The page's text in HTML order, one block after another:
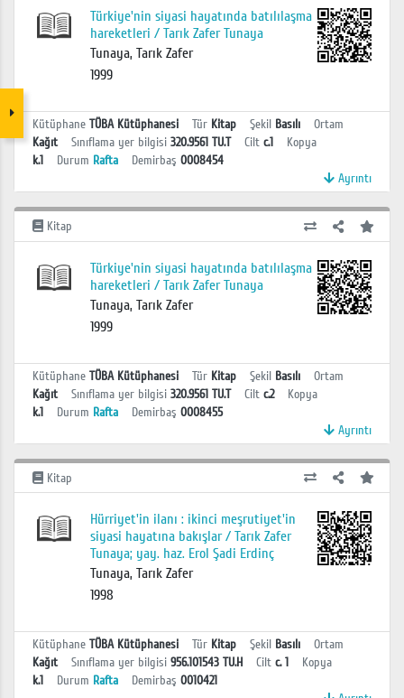
Türkiye'nin siyasi hayatında batılılaşma
hareketleri / Tarık Zafer Tunaya
Tunaya, Tarık Zafer
1999
Kütüphane TÜBA Kütüphanesi Tür Kitap Şekil Basılı
Ortam
Kağıt
Sınıflama yer bilgisi 320.9561 TU.T Cilt c.1
Kopya
k.1
Durum Rafta Demirbaş 0008454
Ayrıntı
Kitap
Türkiye'nin siyasi hayatında batılılaşma
hareketleri / Tarık Zafer Tunaya
Tunaya, Tarık Zafer
1999
Kütüphane TÜBA Kütüphanesi Tür Kitap Şekil Basılı
Ortam
Kağıt
Sınıflama yer bilgisi 320.9561 TU.T Cilt c.2
Kopya
k.1
Durum Rafta Demirbaş 0008455
Ayrıntı
Kitap
Hürriyet'in ilanı : ikinci meşrutiyet'in
siyasi hayatına bakışlar / Tarık Zafer
Tunaya; yay. haz. Erol Şadi Erdinç
Tunaya, Tarık Zafer
1998
Kütüphane TÜBA Kütüphanesi Tür Kitap Şekil Basılı
Ortam
Kağıt
Sınıflama yer bilgisi 956.101543 TU.H Cilt c. 1
Kopya
k.1
Durum Rafta Demirbaş 0010421